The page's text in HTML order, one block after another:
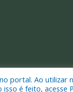
do Ajuru.
portal. Ao
é feito, acesse